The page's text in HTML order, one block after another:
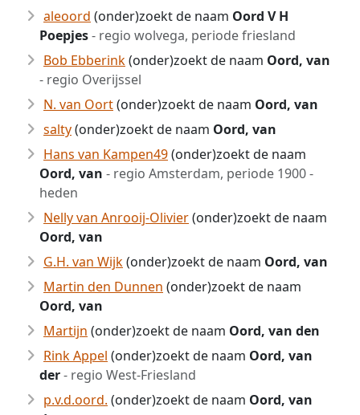
aleoord (onder)zoekt de naam Oord V H
Poepjes- regio wolvega, periode friesland
Bob Ebberink(onder)zoekt de naam Oord, van
- regio Overijssel
N. van Oort(onder)zoekt de naam Oord, van
salty(onder)zoekt de naam Oord, van
Hans van Kampen49(onder)zoekt de naam
Oord, van - regio Amsterdam, periode 1900 -
heden
Nelly van Anrooij-Olivier(onder)zoekt de naam
Oord, van
G.H. van Wijk(onder)zoekt de naam Oord, van
Martin den Dunnen (onder)zoekt de naam
Oord, van
Martijn (onder)zoekt de naam Oord, van den
Rink Appel (onder)zoekt de naam Oord, van
der- regio West-Friesland
p.v.d.oord. (onder)zoekt de naam Oord, van